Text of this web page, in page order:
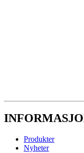
Produkter
Nyheter